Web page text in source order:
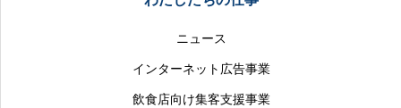
ニュース
インターネット広告事業
飲食店向け集客支援事業